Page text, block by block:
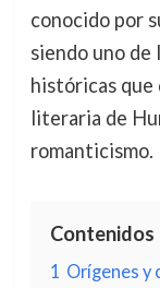
conocido por
siendo uno
históricas que
literaria de
romanticismo.
Contenidos
1 Orígenes